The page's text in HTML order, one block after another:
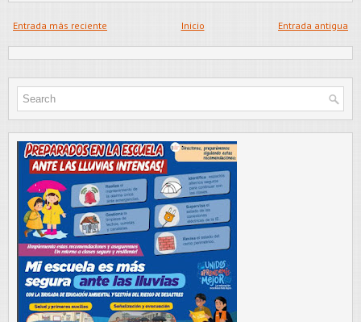
Entrada más reciente Entrada antigua
Inicio